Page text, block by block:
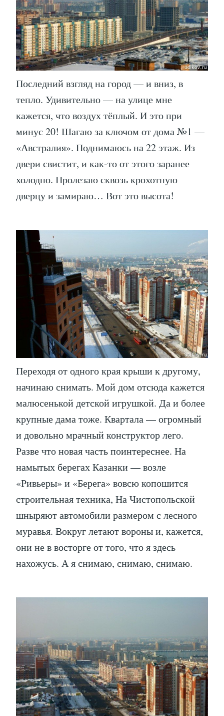
Последний взгляд на город — и вниз, в
тепло. Удивительно — на улице мне
кажется, что воздух тёплый. И это при
минус 20! Шагаю за ключом от дома №1 —
«Австралия». Поднимаюсь на 22 этаж. Из
двери свистит, и как-то от этого заранее
холодно. Пролезаю сквозь крохотную
дверцу и замираю… Вот это высота!
Переходя от одного края крыши к другому,
начинаю снимать. Мой дом отсюда кажется
малюсенькой детской игрушкой. Да и более
крупные дама тоже. Квартала — огромный
и довольно мрачный конструктор лего.
Разве что новая часть поинтереснее. На
намытых берегах Казанки — возле
«Ривьеры» и «Берега» вовсю копошится
строительная техника, На Чистопольской
шныряют автомобили размером с лесного
муравья. Вокруг летают вороны и, кажется,
они не в восторге от того, что я здесь
нахожусь. А я снимаю, снимаю, снимаю.